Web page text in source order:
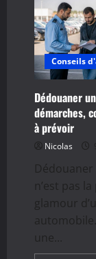
Conseils
Dédouaner
démarches,
à prévoir
Nicolas
n’est pas
glamour
une...